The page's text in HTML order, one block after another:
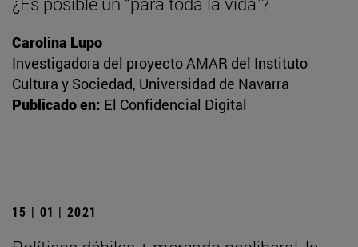
Carolina Lupo
Investigadora del proyecto AMAR del Instituto
Cultura y Sociedad, Universidad de Navarra
Publicado en: El Confidencial Digital
15 | 01 | 2021